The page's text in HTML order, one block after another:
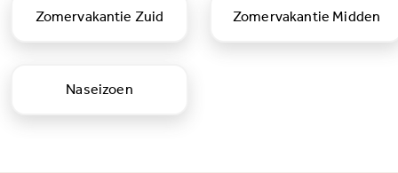
Zomervakantie Zuid Zomervakantie Midden
Naseizoen